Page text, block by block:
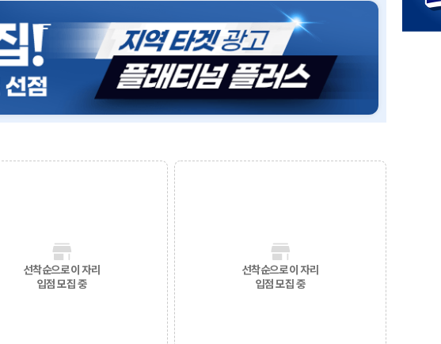
선착순으로 이 자리
입점 모집 중
선착순으로 이 자리
입점 모집 중